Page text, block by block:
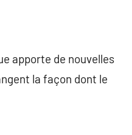
apporte de nouvelles
la façon dont le